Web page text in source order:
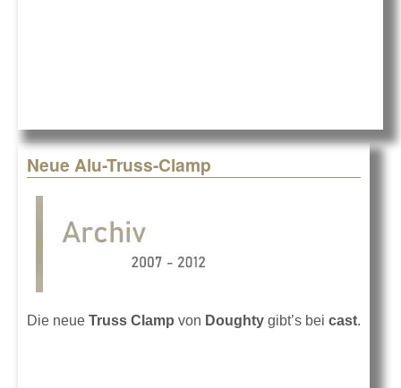
Neue Alu-Truss-Clamp
Die neue Truss Clamp von Doughty gibt’s bei cast.